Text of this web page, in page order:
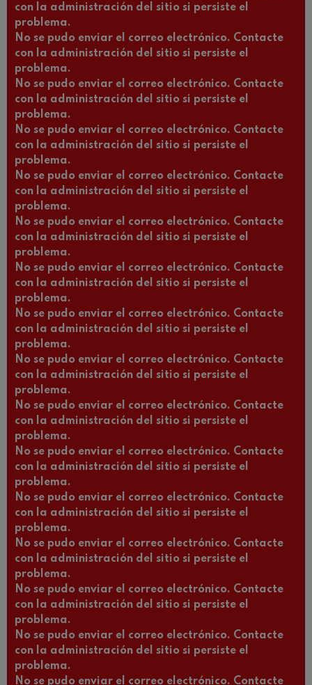
con la administración del sitio si persiste el
problema.
No se pudo enviar el correo electrónico. Contacte
con la administración del sitio si persiste el
problema.
No se pudo enviar el correo electrónico. Contacte
con la administración del sitio si persiste el
problema.
No se pudo enviar el correo electrónico. Contacte
con la administración del sitio si persiste el
problema.
No se pudo enviar el correo electrónico. Contacte
con la administración del sitio si persiste el
problema.
No se pudo enviar el correo electrónico. Contacte
con la administración del sitio si persiste el
problema.
No se pudo enviar el correo electrónico. Contacte
con la administración del sitio si persiste el
problema.
No se pudo enviar el correo electrónico. Contacte
con la administración del sitio si persiste el
problema.
No se pudo enviar el correo electrónico. Contacte
con la administración del sitio si persiste el
problema.
No se pudo enviar el correo electrónico. Contacte
con la administración del sitio si persiste el
problema.
No se pudo enviar el correo electrónico. Contacte
con la administración del sitio si persiste el
problema.
No se pudo enviar el correo electrónico. Contacte
con la administración del sitio si persiste el
problema.
No se pudo enviar el correo electrónico. Contacte
con la administración del sitio si persiste el
problema.
No se pudo enviar el correo electrónico. Contacte
con la administración del sitio si persiste el
problema.
No se pudo enviar el correo electrónico. Contacte
con la administración del sitio si persiste el
problema.
No se pudo enviar el correo electrónico. Contacte